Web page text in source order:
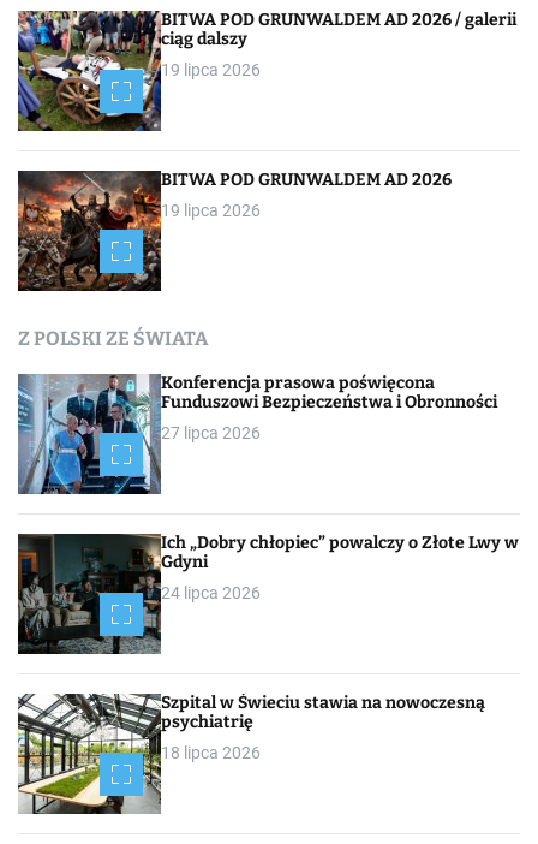
BITWA POD GRUNWALDEM AD 2026 / galerii
ciąg dalszy
19 lipca 2026
BITWA POD GRUNWALDEM AD 2026
19 lipca 2026
Z POLSKI ZE ŚWIATA
Konferencja prasowa poświęcona
Funduszowi Bezpieczeństwa i Obronności
27 lipca 2026
Ich „Dobry chłopiec” powalczy o Złote Lwy w
Gdyni
24 lipca 2026
Szpital w Świeciu stawia na nowoczesną
psychiatrię
18 lipca 2026